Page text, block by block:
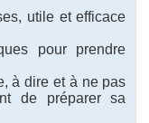
utile et efficace
pour prendre
à dire et à ne pas
de préparer sa